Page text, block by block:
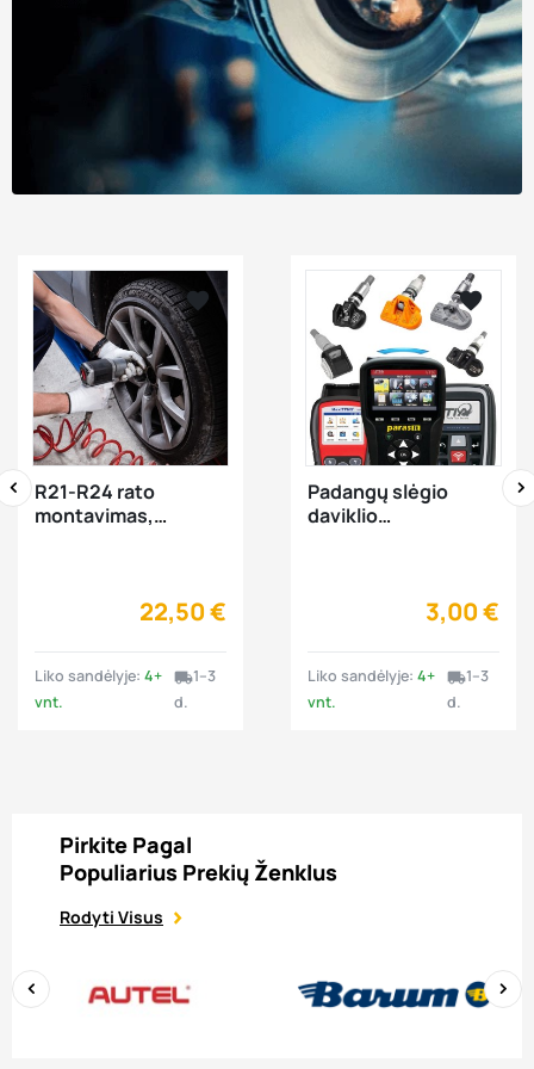

visibility  
R21-R24 rato
montavimas,
22,50 €
Liko sandėlyje: 4+
vnt.
local_shipping1–3
d.

visibility  
Padangų slėgio
daviklio
3,00 €
Liko sandėlyje: 4+
vnt.
local_shipping1–3
d.
Pirkite Pagal
Populiarius Prekių Ženklus
Rodyti Visus